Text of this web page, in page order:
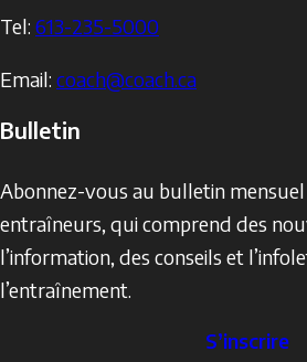
Tel: 613-235-5000
Email: coach@coach.ca
Bulletin
Abonnez-vous au bulletin
entraîneurs, qui comprend des
l’information, des conseils et
l’entraînement.
S’inscrire